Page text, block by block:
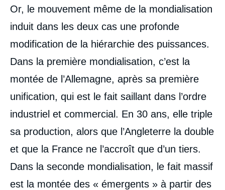
Or, le mouvement même de la mondialisation
induit dans les deux cas une profonde
modification de la hiérarchie des puissances.
Dans la première mondialisation, c’est la
montée de l’Allemagne, après sa première
unification, qui est le fait saillant dans l’ordre
industriel et commercial. En 30 ans, elle triple
sa production, alors que l’Angleterre la double
et que la France ne l’accroît que d’un tiers.
Dans la seconde mondialisation, le fait massif
est la montée des « émergents » à partir des